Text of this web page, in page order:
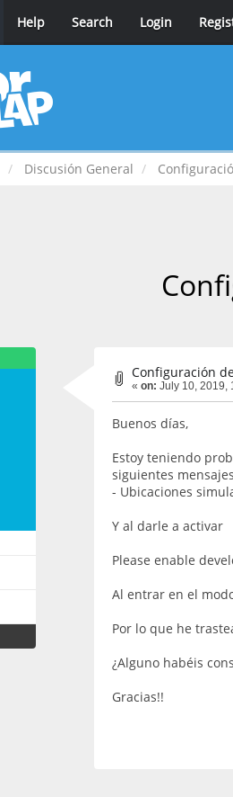
Help Search Login
Discusión General
Configuración
« on: July 10, 2019,
Buenos días,
Estoy teniendo
siguientes
- Ubicaciones
Y al darle a activar
Please enable
Al entrar en el
Por lo que he
¿Alguno habéis
Gracias!!